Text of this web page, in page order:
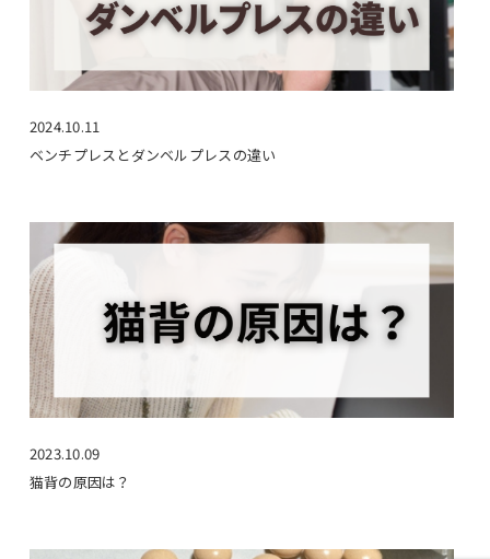
2024.10.11
ベンチプレスとダンベルプレスの違い
2023.10.09
猫背の原因は？